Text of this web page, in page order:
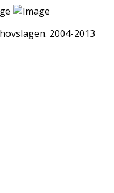
2004-2013